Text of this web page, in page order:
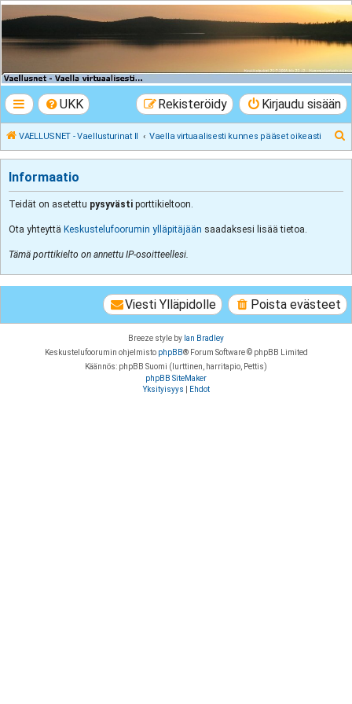
VAELLUSNET -
Vaellusturinat II
UKK Kirjaudu sisään
Rekisteröidy
VAELLUSNET - Vaellusturinat II Vaella virtuaalisesti kunnes pääset oikeasti
Informaatio
Teidät on asetettu pysyvästi porttikieltoon.
Ota yhteyttä Keskustelufoorumin ylläpitäjään saadaksesi lisää tietoa.
Tämä porttikielto on annettu IP-osoitteellesi.
Poista evästeet
Viesti Ylläpidolle
Breeze style by Ian Bradley
Keskustelufoorumin ohjelmisto phpBB® Forum Software © phpBB Limited
Käännös: phpBB Suomi (lurttinen, harritapio, Pettis)
phpBB SiteMaker
Yksityisyys
Ehdot